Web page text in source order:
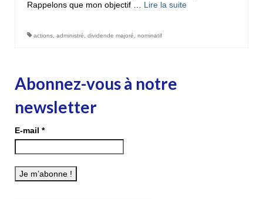
Rappelons que mon objectif … Lire la suite­­
actions administré dividende majoré nominatif
Abonnez-vous à notre
newsletter
E-mail *